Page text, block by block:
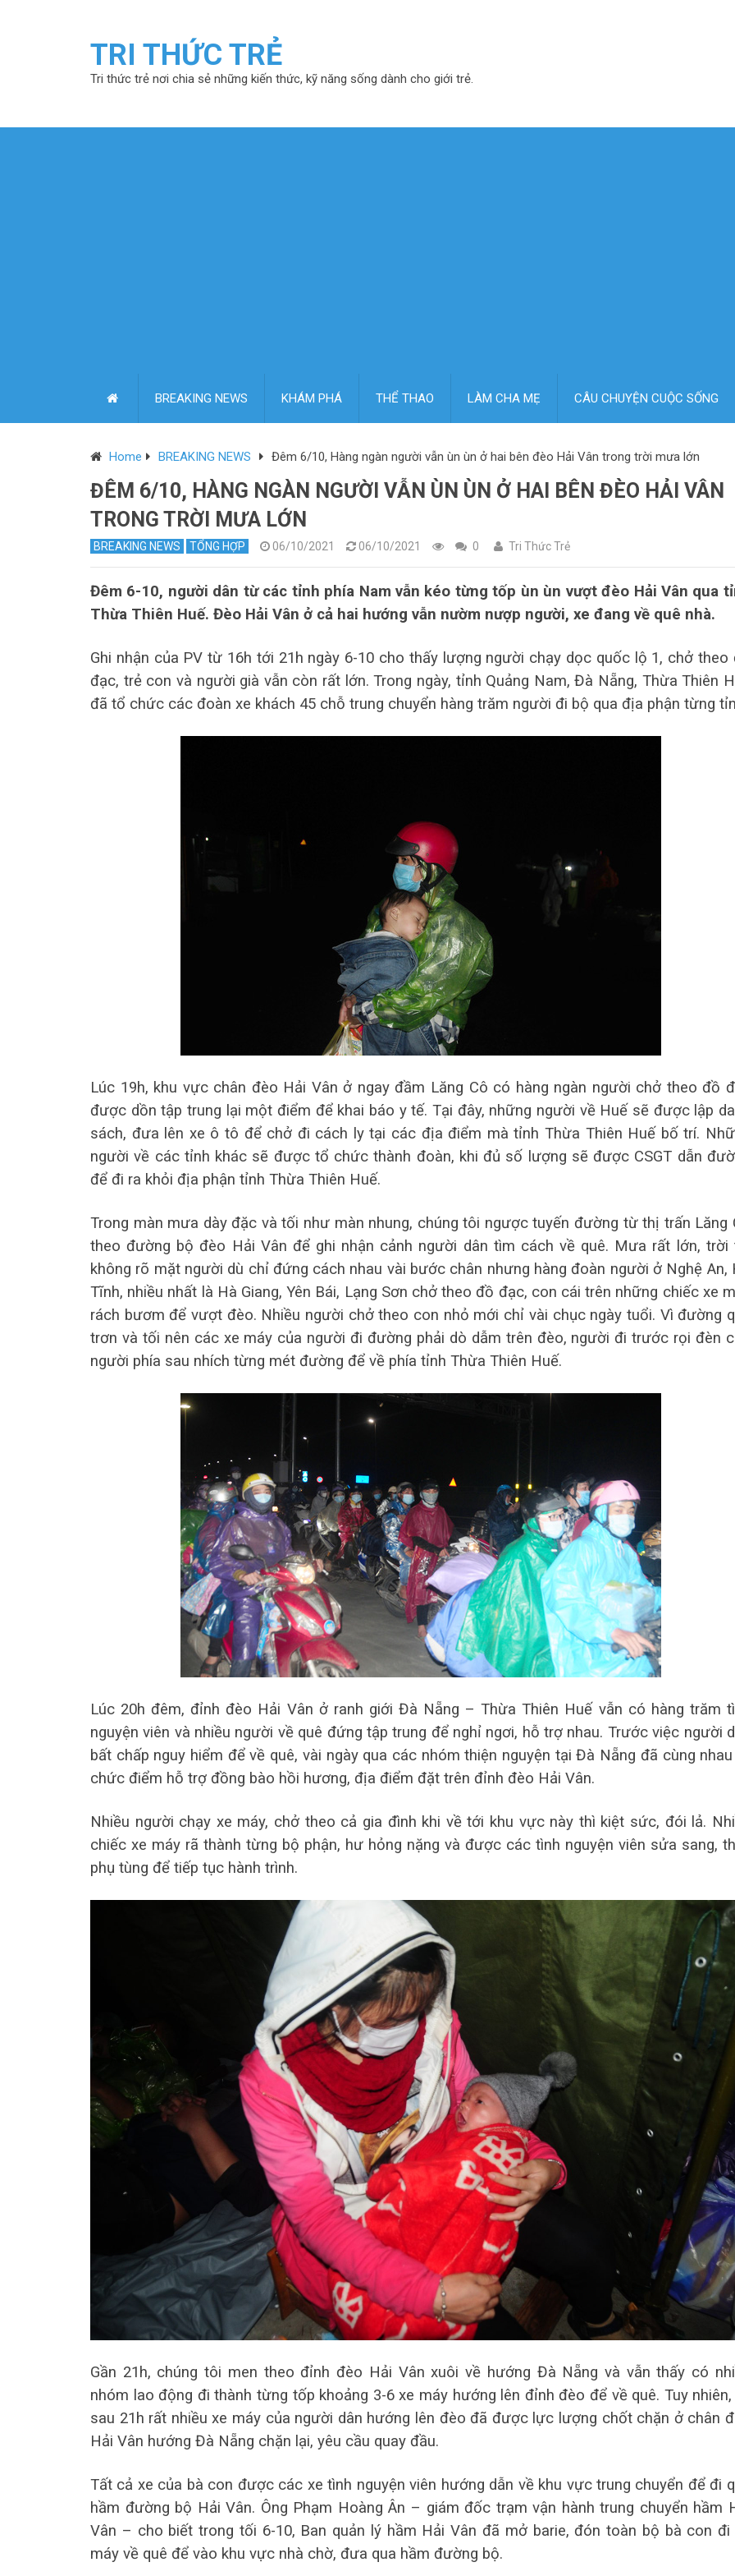
TRI THỨC TRẺ
Tri thức trẻ nơi chia sẻ những kiến thức, kỹ năng sống dành cho giới trẻ.
BREAKING NEWS KHÁM PHÁ THỂ THAO LÀM CHA MẸ CÂU CHUYỆN CUỘC SỐNG
Home BREAKING NEWS Đêm 6/10, Hàng ngàn người vẫn ùn ùn ở hai bên đèo Hải Vân trong trời mưa lớn
ĐÊM 6/10, HÀNG NGÀN NGƯỜI VẪN ÙN ÙN Ở HAI BÊN ĐÈO HẢI VÂN
TRONG TRỜI MƯA LỚN
BREAKING NEWS TỔNG HỢP 06/10/2021 06/10/2021 0 Tri Thức Trẻ
Đêm 6-10, người dân từ các tỉnh phía Nam vẫn kéo từng tốp ùn ùn vượt đèo Hải Vân qua
Thừa Thiên Huế. Đèo Hải Vân ở cả hai hướng vẫn nườm nượp người, xe đang về quê nhà.
Ghi nhận của PV từ 16h tới 21h ngày 6-10 cho thấy lượng người chạy dọc quốc lộ 1, chở theo
đạc, trẻ con và người già vẫn còn rất lớn. Trong ngày, tỉnh Quảng Nam, Đà Nẵng, Thừa Thiên
đã tổ chức các đoàn xe khách 45 chỗ trung chuyển hàng trăm người đi bộ qua địa phận từng
Lúc 19h, khu vực chân đèo Hải Vân ở ngay đầm Lăng Cô có hàng ngàn người chở theo đồ
được dồn tập trung lại một điểm để khai báo y tế. Tại đây, những người về Huế sẽ được lập
sách, đưa lên xe ô tô để chở đi cách ly tại các địa điểm mà tỉnh Thừa Thiên Huế bố trí.
người về các tỉnh khác sẽ được tổ chức thành đoàn, khi đủ số lượng sẽ được CSGT dẫn
để đi ra khỏi địa phận tỉnh Thừa Thiên Huế.
Trong màn mưa dày đặc và tối như màn nhung, chúng tôi ngược tuyến đường từ thị trấn Lăng
theo đường bộ đèo Hải Vân để ghi nhận cảnh người dân tìm cách về quê. Mưa rất lớn, trời
không rõ mặt người dù chỉ đứng cách nhau vài bước chân nhưng hàng đoàn người ở Nghệ An,
Tĩnh, nhiều nhất là Hà Giang, Yên Bái, Lạng Sơn chở theo đồ đạc, con cái trên những chiếc xe
rách bươm để vượt đèo. Nhiều người chở theo con nhỏ mới chỉ vài chục ngày tuổi. Vì đường
trơn và tối nên các xe máy của người đi đường phải dò dẫm trên đèo, người đi trước rọi đèn
người phía sau nhích từng mét đường để về phía tỉnh Thừa Thiên Huế.
Lúc 20h đêm, đỉnh đèo Hải Vân ở ranh giới Đà Nẵng – Thừa Thiên Huế vẫn có hàng trăm
nguyện viên và nhiều người về quê đứng tập trung để nghỉ ngơi, hỗ trợ nhau. Trước việc người
bất chấp nguy hiểm để về quê, vài ngày qua các nhóm thiện nguyện tại Đà Nẵng đã cùng
chức điểm hỗ trợ đồng bào hồi hương, địa điểm đặt trên đỉnh đèo Hải Vân.
Nhiều người chạy xe máy, chở theo cả gia đình khi về tới khu vực này thì kiệt sức, đói lả.
chiếc xe máy rã thành từng bộ phận, hư hỏng nặng và được các tình nguyện viên sửa sang,
phụ tùng để tiếp tục hành trình.
Gần 21h, chúng tôi men theo đỉnh đèo Hải Vân xuôi về hướng Đà Nẵng và vẫn thấy có
nhóm lao động đi thành từng tốp khoảng 3-6 xe máy hướng lên đỉnh đèo để về quê. Tuy
sau 21h rất nhiều xe máy của người dân hướng lên đèo đã được lực lượng chốt chặn ở chân
Hải Vân hướng Đà Nẵng chặn lại, yêu cầu quay đầu.
Tất cả xe của bà con được các xe tình nguyện viên hướng dẫn về khu vực trung chuyển để đi
hầm đường bộ Hải Vân. Ông Phạm Hoàng Ân – giám đốc trạm vận hành trung chuyển hầm
Vân – cho biết trong tối 6-10, Ban quản lý hầm Hải Vân đã mở barie, đón toàn bộ bà con đi
máy về quê để vào khu vực nhà chờ, đưa qua hầm đường bộ.